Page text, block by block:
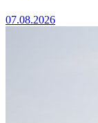
07.08.2026